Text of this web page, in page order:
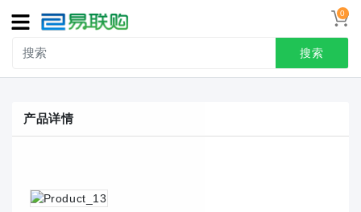
0
搜索
导
航
接线端子
联系我们
产品详情